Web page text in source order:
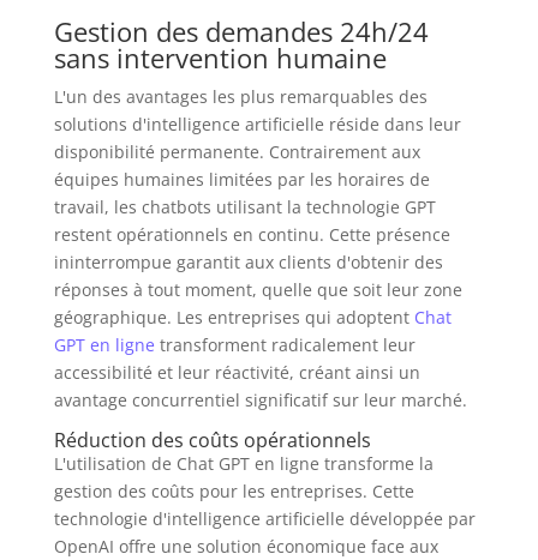
Gestion des demandes 24h/24
sans intervention humaine
L'un des avantages les plus remarquables des
solutions d'intelligence artificielle réside dans leur
disponibilité permanente. Contrairement aux
équipes humaines limitées par les horaires de
travail, les chatbots utilisant la technologie GPT
restent opérationnels en continu. Cette présence
ininterrompue garantit aux clients d'obtenir des
réponses à tout moment, quelle que soit leur zone
géographique. Les entreprises qui adoptent Chat
GPT en ligne transforment radicalement leur
accessibilité et leur réactivité, créant ainsi un
avantage concurrentiel significatif sur leur marché.
Réduction des coûts opérationnels
L'utilisation de Chat GPT en ligne transforme la
gestion des coûts pour les entreprises. Cette
technologie d'intelligence artificielle développée par
OpenAI offre une solution économique face aux